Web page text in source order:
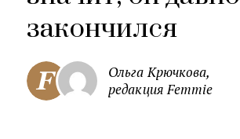
закончился
Ольга Крючкова,
редакция Femmie